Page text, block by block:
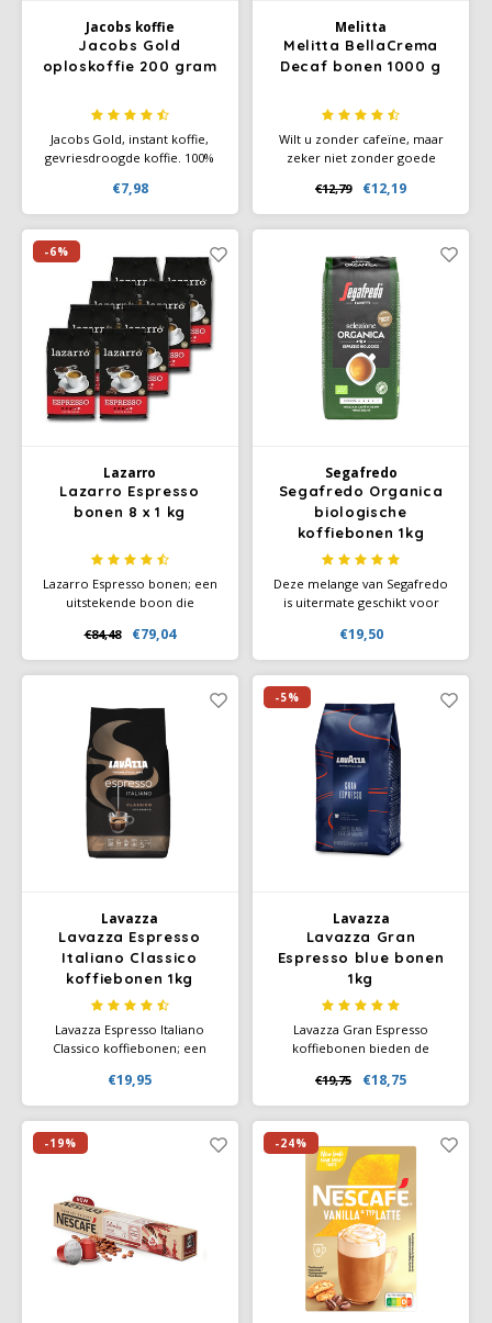
Jacobs koffie
Jacobs Gold
oploskoffie 200 gram
Jacobs Gold, instant koffie,
gevriesdroogde koffie. 100%
smaak. De Jacobs Gold was
voorheen de Cronat Gold
Mild von Jacobs, maar heeft
een nieuwe verpakking
gekregen.
€7,98
Melitta
Melitta BellaCrema
Decaf bonen 1000 g
Wilt u zonder cafeïne, maar
zeker niet zonder goede
onze BellaCrema® Decaf
Italiaanse koffiesmaak met een
lichte zoetheid en fruitigheid,
en dat alles zonder cafeïne.
€12,79 €12,19
-6%
Lazarro
Lazarro Espresso
bonen 8 x 1 kg
Lazarro Espresso bonen; een
uitstekende boon die
bereiding van espresso, maar
ook als lungo koffie kan
worden gedronken.
€84,48 €79,04
Segafredo
Segafredo Organica
biologische
koffiebonen 1kg
Rainforest Certified
Deze melange van Segafredo
is uitermate geschikt voor
koffie. De melange van
Arabica- en Robusta Bonen
geven een zachte maar
krachtige smaak. Biologisch
geteeld.
€19,50
Lavazza
Lavazza Espresso
Italiano Classico
koffiebonen 1kg
Lavazza Espresso Italiano
Classico koffiebonen; een
typisch aromatische smaak,
bevat hints van fruit en
bloemen. Deze Italiaanse
espresso is sterk en zwart met
€19,95
-5%
Lavazza
Lavazza Gran
Espresso blue bonen
1kg
Lavazza Gran Espresso
koffiebonen bieden de
met een rijke,
uitgebalanceerde smaak en
aroma's van pure chocolade
€19,75 €18,75
-19% -24%